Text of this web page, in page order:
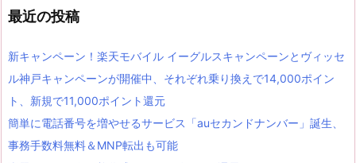
最近の投稿
新キャンペーン！楽天モバイル イーグルスキャンペーンとヴィッセ
ル神戸キャンペーンが開催中、それぞれ乗り換えで14,000ポイン
ト、新規で11,000ポイント還元
簡単に電話番号を増やせるサービス「auセカンドナンバー」誕生、
事務手数料無料＆MNP転出も可能